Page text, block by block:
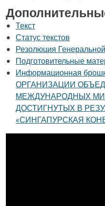
Текст
Статус текстов
Резолюция
Подготовительные
Информационная
ОРГАНИЗАЦИИ
МЕЖДУНАРОДНЫХ
ДОСТИГНУТЫХ В
«СИНГАПУРСКАЯ